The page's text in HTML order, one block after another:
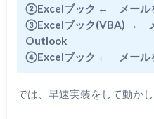
②Excelブック ← メール
③Excelブック(VBA) →
Outlook
④Excelブック ← メール
では、早速実装をして動か